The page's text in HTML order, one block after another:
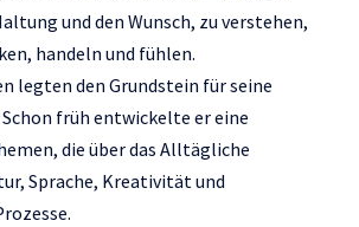
und den Wunsch, zu verstehen,
handeln und fühlen.
legten den Grundstein für seine
früh entwickelte er eine
die über das Alltägliche
Sprache, Kreativität und